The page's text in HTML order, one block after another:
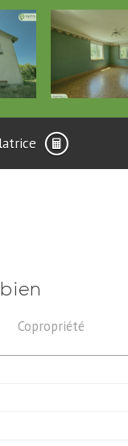
Copropriété